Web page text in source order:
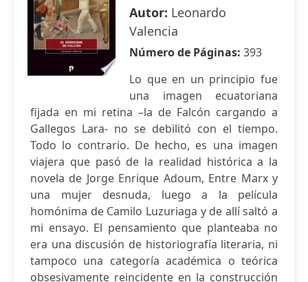
Autor: Leonardo
Valencia
Número de Páginas: 393
Lo que en un principio fue
una imagen ecuatoriana
fijada en mi retina –la de Falcón cargando a
Gallegos Lara- no se debilitó con el tiempo.
Todo lo contrario. De hecho, es una imagen
viajera que pasó de la realidad histórica a la
novela de Jorge Enrique Adoum, Entre Marx y
una mujer desnuda, luego a la película
homónima de Camilo Luzuriaga y de allí saltó a
mi ensayo. El pensamiento que planteaba no
era una discusión de historiografía literaria, ni
tampoco una categoría académica o teórica
obsesivamente reincidente en la construcción